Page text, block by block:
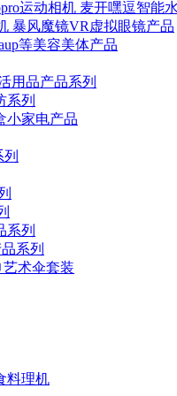
运动相机 麦开嘿逗智能
暴风魔镜VR虚拟眼镜产品
等美容美体产品
用品产品系列
系列
小家电产品
系列
系列
艺术伞套装
料理机